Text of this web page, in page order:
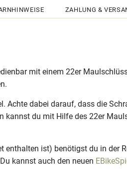
ZAHLUNG &
mit einem 22er
Achte dabei darauf, dass die
du mit Hilfe des 22er
ist) benötigst du in der
kannst auch den neuen